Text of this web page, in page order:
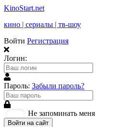
KinoStart.net
кино | сериалы | тв-шоу
Войти Регистрация
Логин:
Пароль: Забыли пароль?
Не запоминать меня
Войти на сайт